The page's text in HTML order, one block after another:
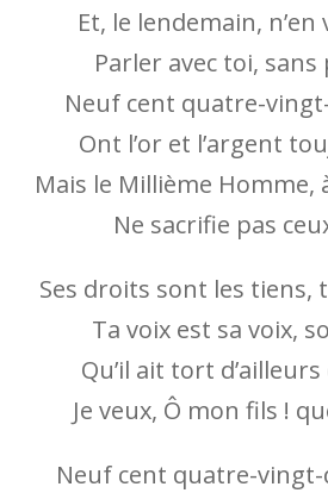
Et, le lendemain,
Parler avec toi,
Neuf cent quatre-
Ont l’or et l’argent
Mais le Millième Homme,
Ne sacrifie pas
Ses droits sont les tiens,
Ta voix est sa voix,
Qu’il ait tort
Je veux, Ô mon fils !
Neuf cent quatre-